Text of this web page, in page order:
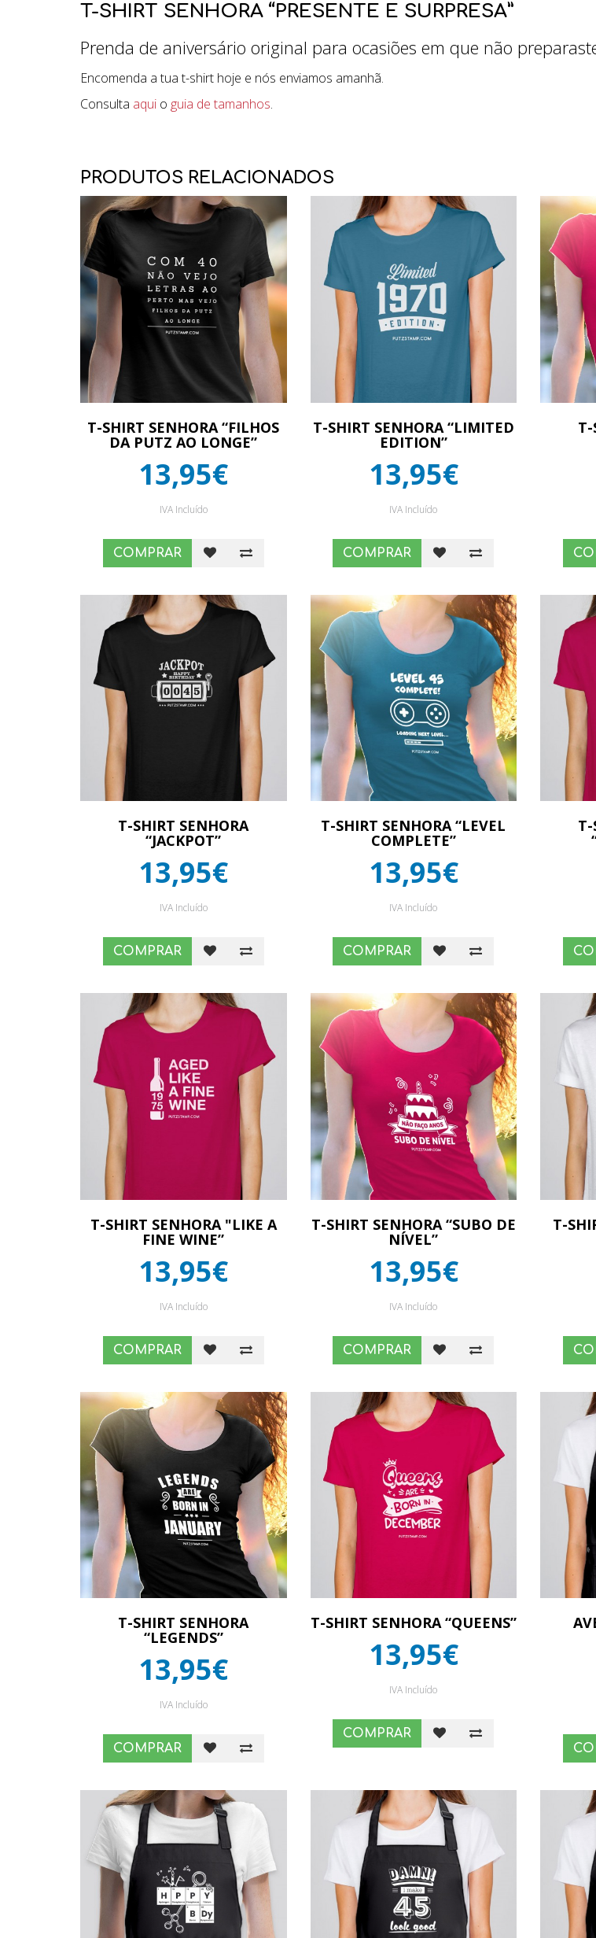
T-SHIRT SENHORA “PRESENTE E SURPRESA”
Prenda de aniversário original para ocasiões em que não
Encomenda a tua t-shirt hoje e nós enviamos amanhã.
Consulta aqui o guia de tamanhos.
PRODUTOS RELACIONADOS
T-SHIRT SENHORA “FILHOS
DA PUTZ AO LONGE”
13,95€
IVA Incluído
COMPRAR
T-SHIRT SENHORA “LIMITED
EDITION”
13,95€
IVA Incluído
COMPRAR
T-
T-SHIRT SENHORA
“JACKPOT”
13,95€
IVA Incluído
COMPRAR
T-SHIRT SENHORA “LEVEL
COMPLETE”
13,95€
IVA Incluído
COMPRAR
T-
T-SHIRT SENHORA "LIKE A
FINE WINE”
13,95€
IVA Incluído
COMPRAR
T-SHIRT SENHORA “SUBO DE
NÍVEL”
13,95€
IVA Incluído
COMPRAR
T-
T-SHIRT SENHORA
“LEGENDS”
13,95€
IVA Incluído
COMPRAR
T-SHIRT SENHORA “QUEENS”
13,95€
IVA Incluído
COMPRAR